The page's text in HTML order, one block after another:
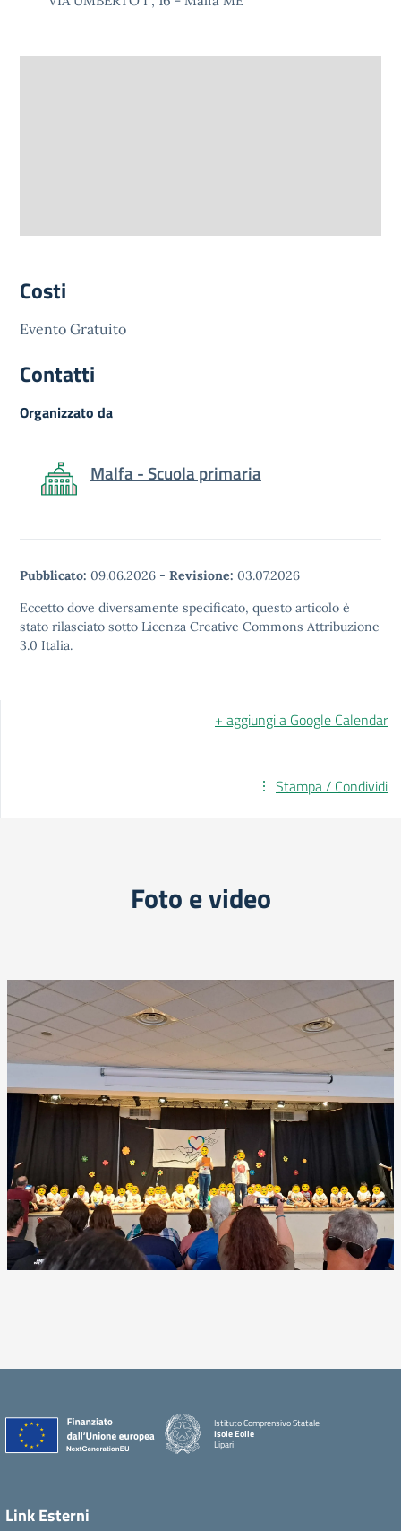
Costi
Evento Gratuito
Contatti
Organizzato da
Malfa - Scuola primaria
Pubblicato: 09.06.2026 - Revisione: 03.07.2026
Eccetto dove diversamente specificato, questo articolo è
stato rilasciato sotto Licenza Creative Commons Attribuzione
3.0 Italia.
+ aggiungi a Google Calendar
Stampa / Condividi
Foto e video
Istituto Comprensivo Statale
Isole Eolie
Lipari
Link Esterni